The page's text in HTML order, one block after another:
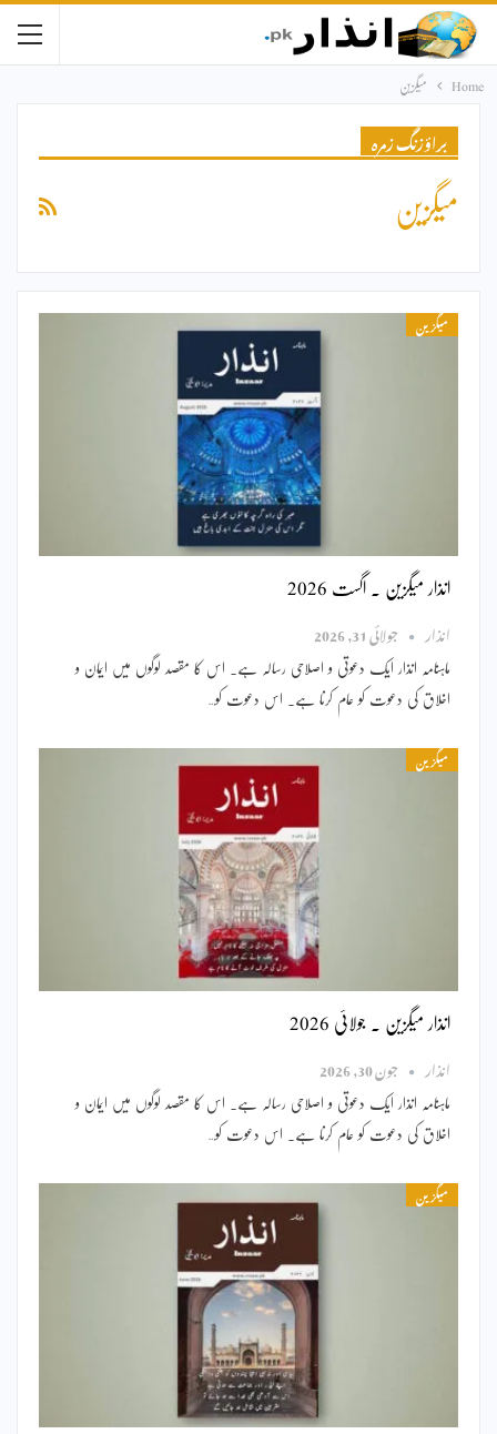
Home میگزین
براؤزنگ زمرہ
میگزین
میگزین
انذار میگزین ۔ اگست 2026
انذار جولائی 31, 2026
ماہنامہ انذار ایک دعوتی و اصلاحی رسالہ ہے۔ اس کا مقصد لوگوں میں ایمان و
اخلاق کی دعوت کو عام کرنا ہے۔ اس دعوت کو…
میگزین
انذار میگزین ۔ جولائی 2026
انذار جون 30, 2026
ماہنامہ انذار ایک دعوتی و اصلاحی رسالہ ہے۔ اس کا مقصد لوگوں میں ایمان و
اخلاق کی دعوت کو عام کرنا ہے۔ اس دعوت کو…
میگزین